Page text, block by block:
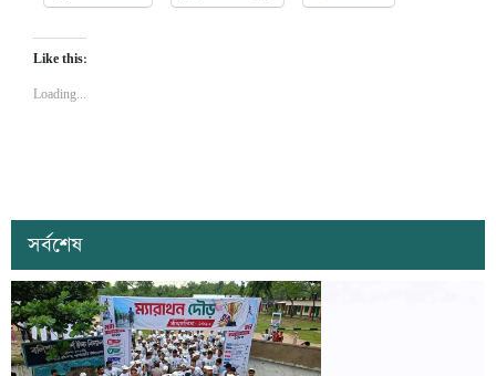
Like this:
Loading...
সর্বশেষ